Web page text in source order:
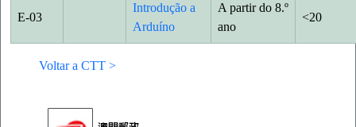
E-03
Introdução a
Arduíno
A partir do 8.º
ano
<20
Voltar a CTT >